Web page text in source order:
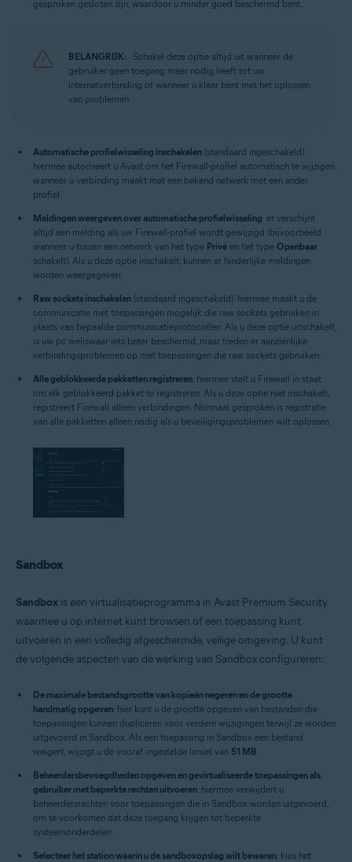
gesproken gesloten zijn, waardoor u minder goed beschermd bent.
BELANGRIJK:
Schakel deze optie altijd uit wanneer de
gebruiker geen toegang meer nodig heeft tot uw
internetverbinding of wanneer u klaar bent met het oplossen
van problemen.
Automatische profielwisseling inschakelen (standaard ingeschakeld):
hiermee autoriseert u Avast om het Firewall-profiel automatisch te wijzigen
wanneer u verbinding maakt met een bekend netwerk met een ander
profiel.
Meldingen weergeven over automatische profielwisseling: er verschijnt
altijd een melding als uw Firewall-profiel wordt gewijzigd (bijvoorbeeld
wanneer u tussen een netwerk van het type Privé en het type Openbaar
schakelt). Als u deze optie inschakelt, kunnen er hinderlijke meldingen
worden weergegeven.
Raw sockets inschakelen (standaard ingeschakeld): hiermee maakt u de
communicatie met toepassingen mogelijk die raw sockets gebruiken in
plaats van bepaalde communicatieprotocollen. Als u deze optie uitschakelt,
is uw pc weliswaar iets beter beschermd, maar treden er aanzienlijke
verbindingsproblemen op met toepassingen die raw sockets gebruiken.
Alle geblokkeerde pakketten registreren: hiermee stelt u Firewall in staat
om elk geblokkeerd pakket te registreren. Als u deze optie niet inschakelt,
registreert Firewall alleen verbindingen. Normaal gesproken is registratie
van alle pakketten alleen nodig als u beveiligingsproblemen wilt oplossen.
Sandbox
Sandbox is een virtualisatieprogramma in Avast Premium Security
waarmee u op internet kunt browsen of een toepassing kunt
uitvoeren in een volledig afgeschermde, veilige omgeving. U kunt
de volgende aspecten van de werking van Sandbox configureren:
De maximale bestandsgrootte van kopieën negeren en de grootte
handmatig opgeven: hier kunt u de grootte opgeven van bestanden die
toepassingen kunnen dupliceren voor verdere wijzigingen terwijl ze worden
uitgevoerd in Sandbox. Als een toepassing in Sandbox een bestand
weigert, wijzigt u de vooraf ingestelde limiet van 51 MB
Beheerdersbevoegdheden opgeven en gevirtualiseerde toepassingen als
gebruiker met beperkte rechten uitvoeren: hiermee verwijdert u
beheerdersrechten voor toepassingen die in Sandbox worden uitgevoerd,
om te voorkomen dat deze toegang krijgen tot beperkte
systeemonderdelen.
Selecteer het station waarin u de sandboxopslag wilt bewaren: kies het